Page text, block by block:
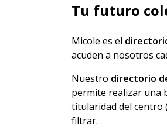
Tu futuro
Micole es el
acuden a nosotros
Nuestro directorio
permite realizar una
titularidad del centro
filtrar.